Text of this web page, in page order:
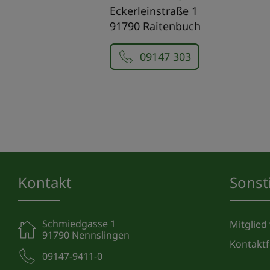
Eckerleinstraße 1
91790 Raitenbuch
09147 303
Kontakt
Schmiedgasse 1
91790 Nennslingen
09147-9411-0
Mitglied